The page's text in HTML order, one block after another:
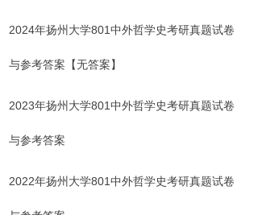
2024年扬州大学801中外哲学史考研真题试卷
与参考答案 【无答案】
2023年扬州大学801中外哲学史考研真题试卷
与参考答案
2022年扬州大学801中外哲学史考研真题试卷